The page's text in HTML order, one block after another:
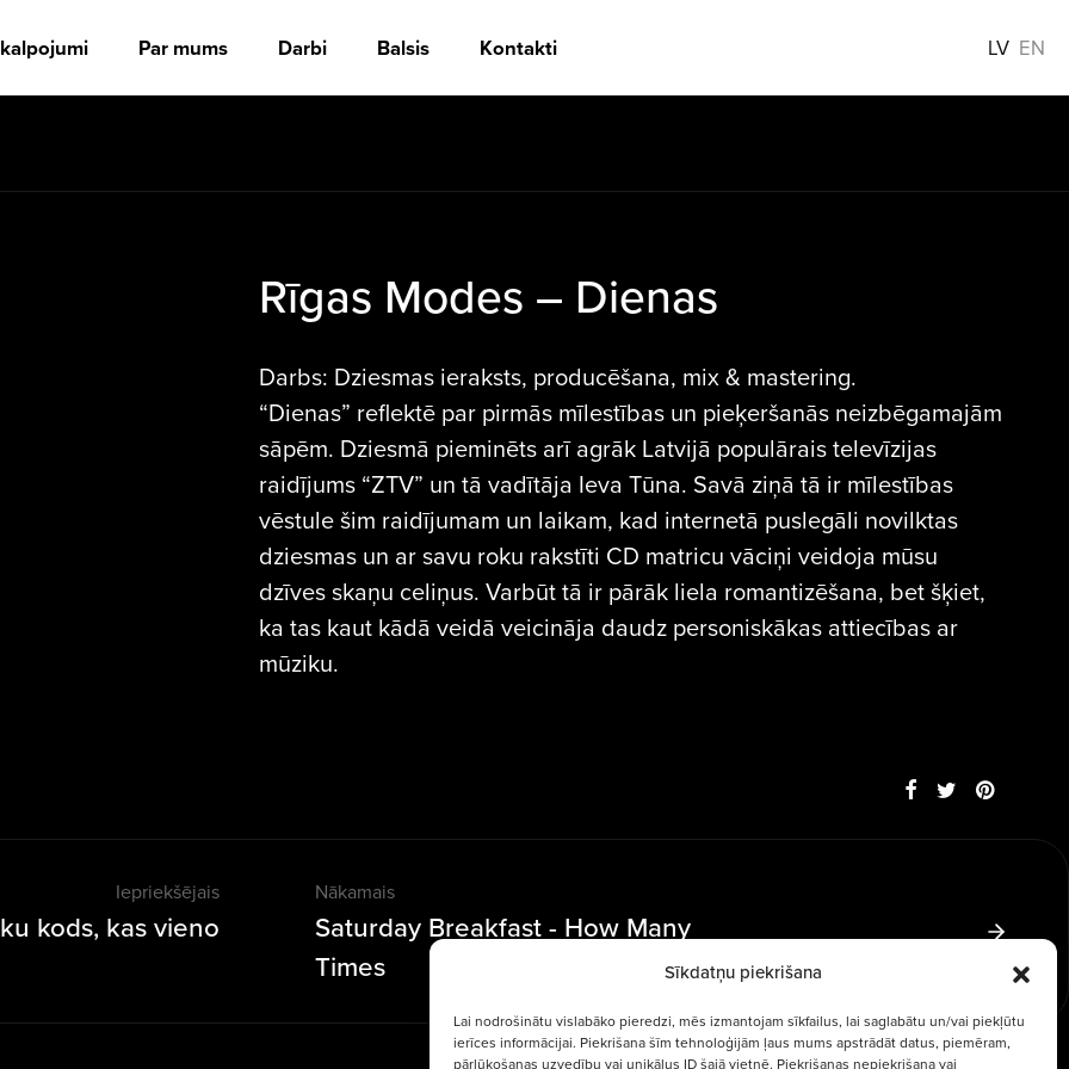
Sīkdatņu piekrišana
Lai nodrošinātu vislabāko pieredzi, mēs izmantojam sīkfailus, lai saglabātu un/vai piekļūtu
ierīces informācijai. Piekrišana šīm tehnoloģijām ļaus mums apstrādāt datus, piemēram,
pārlūkošanas uzvedību vai unikālus ID šajā vietnē. Piekrišanas nepiekrišana vai
Par mums Darbi Balsis Kontakti LV EN
Rīgas Modes – Dienas
Darbs: Dziesmas ieraksts, producēšana, mix & mastering.
“Dienas” reflektē par pirmās mīlestības un pieķeršanās neizbēgamajām
sāpēm. Dziesmā pieminēts arī agrāk Latvijā populārais televīzijas
raidījums “ZTV” un tā vadītāja Ieva Tūna. Savā ziņā tā ir mīlestības
vēstule šim raidījumam un laikam, kad internetā puslegāli novilktas
dziesmas un ar savu roku rakstīti CD matricu vāciņi veidoja mūsu
dzīves skaņu celiņus. Varbūt tā ir pārāk liela romantizēšana, bet šķiet,
ka tas kaut kādā veidā veicināja daudz personiskākas attiecības ar
mūziku.
Iepriekšējais
kods, kas vieno
Nākamais
Saturday Breakfast - How Many
Times